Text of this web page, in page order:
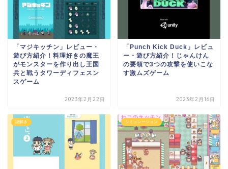
「マジキッチン」レビュー・
遊び方紹介！料理好きの魔王
がモンスターを作り出し王国
兵と戦うタワーディフェスン
スゲーム
2023年2月22日
「Punch Kick Duck」レビュ
ー・遊び方紹介！じゃんけん
の要領で3つの攻撃を使いこな
す激ムズゲーム
2023年2月16日
謎解き シミュレーション